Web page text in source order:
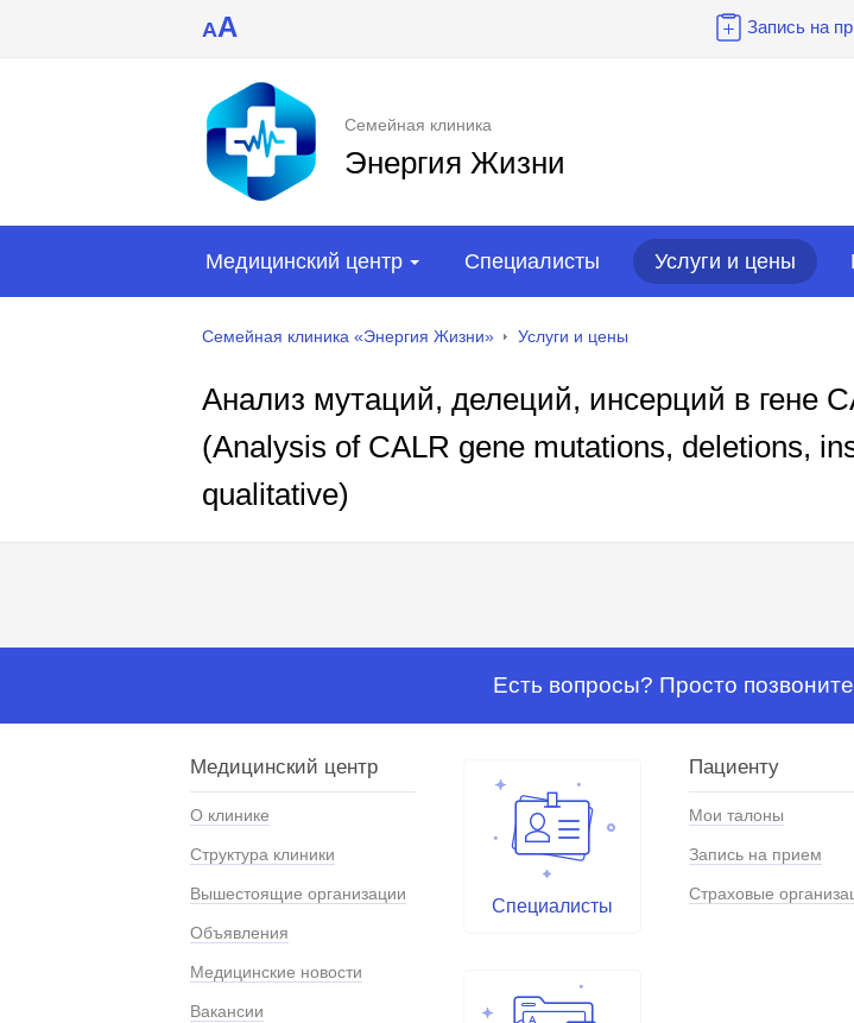
AA Запись на
Семейная клиника
Энергия Жизни
Медицинский центр Специалисты Услуги и цены
Семейная клиника «Энергия Жизни» Услуги и цены
Анализ мутаций, делеций, инсерций в гене
(Analysis of CALR gene mutations, deletions,
qualitative)
Есть вопросы? Просто
Медицинский центр
О клинике
Структура клиники
Вышестоящие организации
Объявления
Медицинские новости
Вакансии
Специалисты
Пациенту
Мои талоны
Запись на прием
Страховые